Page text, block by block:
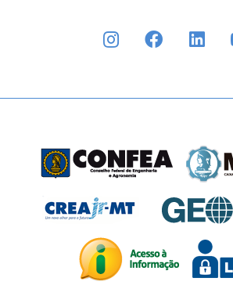
INSTAGRAMFACEBOOK